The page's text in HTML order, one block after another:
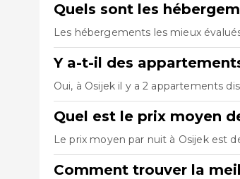
Quels sont les
Les hébergements les mieux
Y a-t-il des
Oui, à Osijek il y a 2 appartements
Quel est le prix moyen
Le prix moyen par nuit à Osijek est
Comment trouver la